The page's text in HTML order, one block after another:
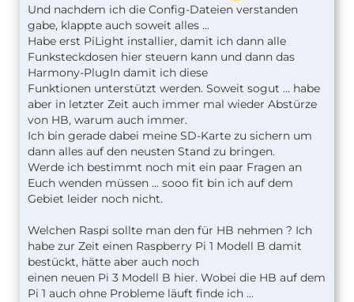
Und nachdem ich die Config-Dateien verstanden
gabe, klappte auch soweit alles ...
Habe erst PiLight installier, damit ich dann alle
Funksteckdosen hier steuern kann und dann das
Harmony-PlugIn damit ich diese
Funktionen unterstützt werden. Soweit sogut ... habe
aber in letzter Zeit auch immer mal wieder Abstürze
von HB, warum auch immer.
Ich bin gerade dabei meine SD-Karte zu sichern um
dann alles auf den neusten Stand zu bringen.
Werde ich bestimmt noch mit ein paar Fragen an
Euch wenden müssen ... sooo fit bin ich auf dem
Gebiet leider noch nicht.
Welchen Raspi sollte man den für HB nehmen ? Ich
habe zur Zeit einen Raspberry Pi 1 Modell B damit
bestückt, hätte aber auch noch
einen neuen Pi 3 Modell B hier. Wobei die HB auf dem
Pi 1 auch ohne Probleme läuft finde ich ...